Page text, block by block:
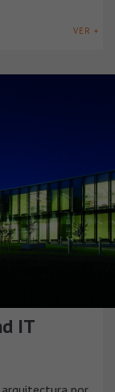
VER +
IT